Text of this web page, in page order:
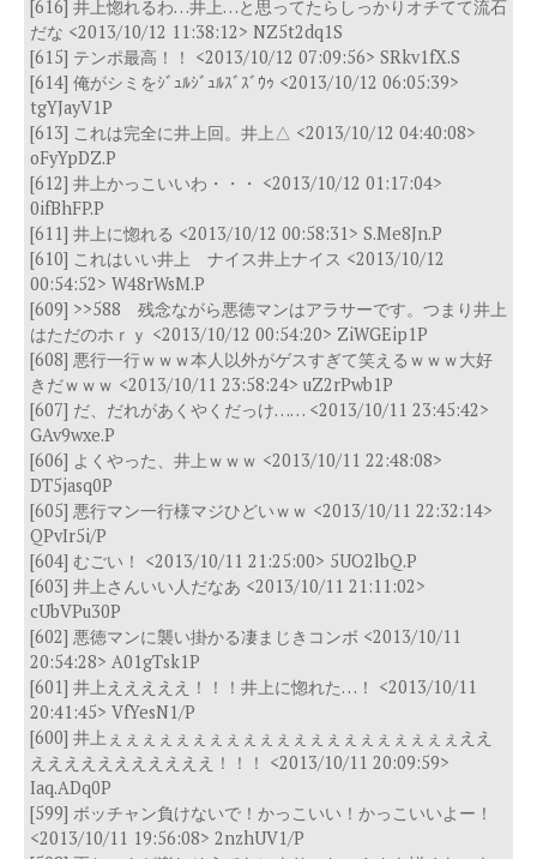
[616] 井上惚れるわ…井上…と思ってたらしっかりオチてて流石
だな <2013/10/12 11:38:12> NZ5t2dq1S
[615] テンポ最高！！ <2013/10/12 07:09:56> SRkv1fX.S
[614] 俺がシミをｼﾞｭﾙｼﾞｭﾙｽﾞｽﾞｳｩ <2013/10/12 06:05:39>
tgYJayV1P
[613] これは完全に井上回。井上△ <2013/10/12 04:40:08>
oFyYpDZ.P
[612] 井上かっこいいわ・・・ <2013/10/12 01:17:04>
0ifBhFP.P
[611] 井上に惚れる <2013/10/12 00:58:31> S.Me8Jn.P
[610] これはいい井上 ナイス井上ナイス <2013/10/12
00:54:52> W48rWsM.P
[609] >>588 残念ながら悪徳マンはアラサーです。つまり井上
はただのホｒｙ <2013/10/12 00:54:20> ZiWGEip1P
[608] 悪行一行ｗｗｗ本人以外がゲスすぎて笑えるｗｗｗ大好
きだｗｗｗ <2013/10/11 23:58:24> uZ2rPwb1P
[607] だ、だれがあくやくだっけ…… <2013/10/11 23:45:42>
GAv9wxe.P
[606] よくやった、井上ｗｗｗ <2013/10/11 22:48:08>
DT5jasq0P
[605] 悪行マン一行様マジひどいｗｗ <2013/10/11 22:32:14>
QPvIr5i/P
[604] むごい！ <2013/10/11 21:25:00> 5UO2lbQ.P
[603] 井上さんいい人だなあ <2013/10/11 21:11:02>
cUbVPu30P
[602] 悪徳マンに襲い掛かる凄まじきコンボ <2013/10/11
20:54:28> A01gTsk1P
[601] 井上えええええ！！！井上に惚れた…！ <2013/10/11
20:41:45> VfYesN1/P
[600] 井上ぇぇぇぇぇぇぇぇぇぇぇぇぇぇぇぇぇぇぇぇぇええ
えええええええええええ！！！ <2013/10/11 20:09:59>
Iaq.ADq0P
[599] ボッチャン負けないで！かっこいい！かっこいいよー！
<2013/10/11 19:56:08> 2nzhUV1/P